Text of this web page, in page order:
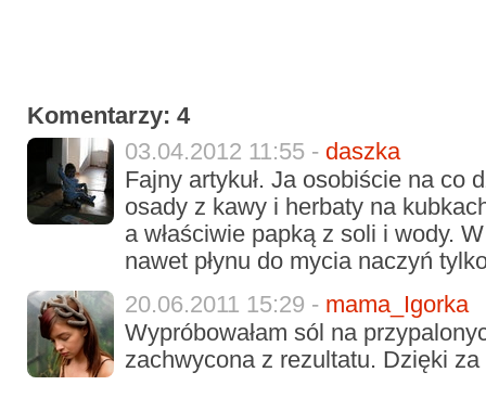
Komentarzy: 4
03.04.2012 11:55 - daszka
Fajny artykuł. Ja osobiście na co
osady z kawy i herbaty na
a właściwie papką z soli i wody.
nawet płynu do mycia naczyń
20.06.2011 15:29 - mama_Igorka
Wypróbowałam sól na
zachwycona z rezultatu. Dzięki za